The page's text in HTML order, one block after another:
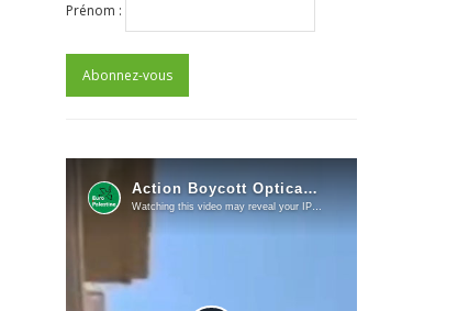
Prénom :